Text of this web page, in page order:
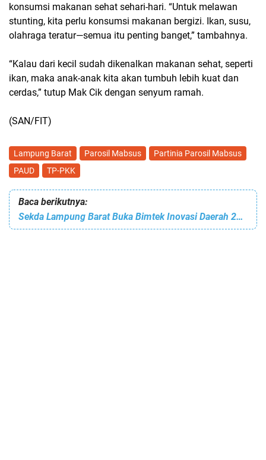
konsumsi makanan sehat sehari-hari. “Untuk melawan
stunting, kita perlu konsumsi makanan bergizi. Ikan, susu,
olahraga teratur—semua itu penting banget,” tambahnya.
“Kalau dari kecil sudah dikenalkan makanan sehat, seperti
ikan, maka anak-anak kita akan tumbuh lebih kuat dan
cerdas,” tutup Mak Cik dengan senyum ramah.
(SAN/FIT)
Lampung Barat Parosil Mabsus
Partinia Parosil Mabsus
PAUD
TP-PKK
Baca berikutnya:
Sekda Lampung Barat Buka Bimtek Inovasi Daerah 2025: Dorong Layanan Publik yang Lebih Inovatif dan Responsif